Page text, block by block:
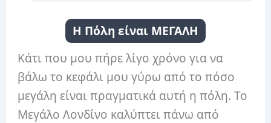
Η Πόλη είναι ΜΕΓΑΛΗ
Κάτι που μου πήρε λίγο χρόνο για να
βάλω το κεφάλι μου γύρω από το πόσο
μεγάλη είναι πραγματικά αυτή η πόλη. Το
Μεγάλο Λονδίνο καλύπτει πάνω από